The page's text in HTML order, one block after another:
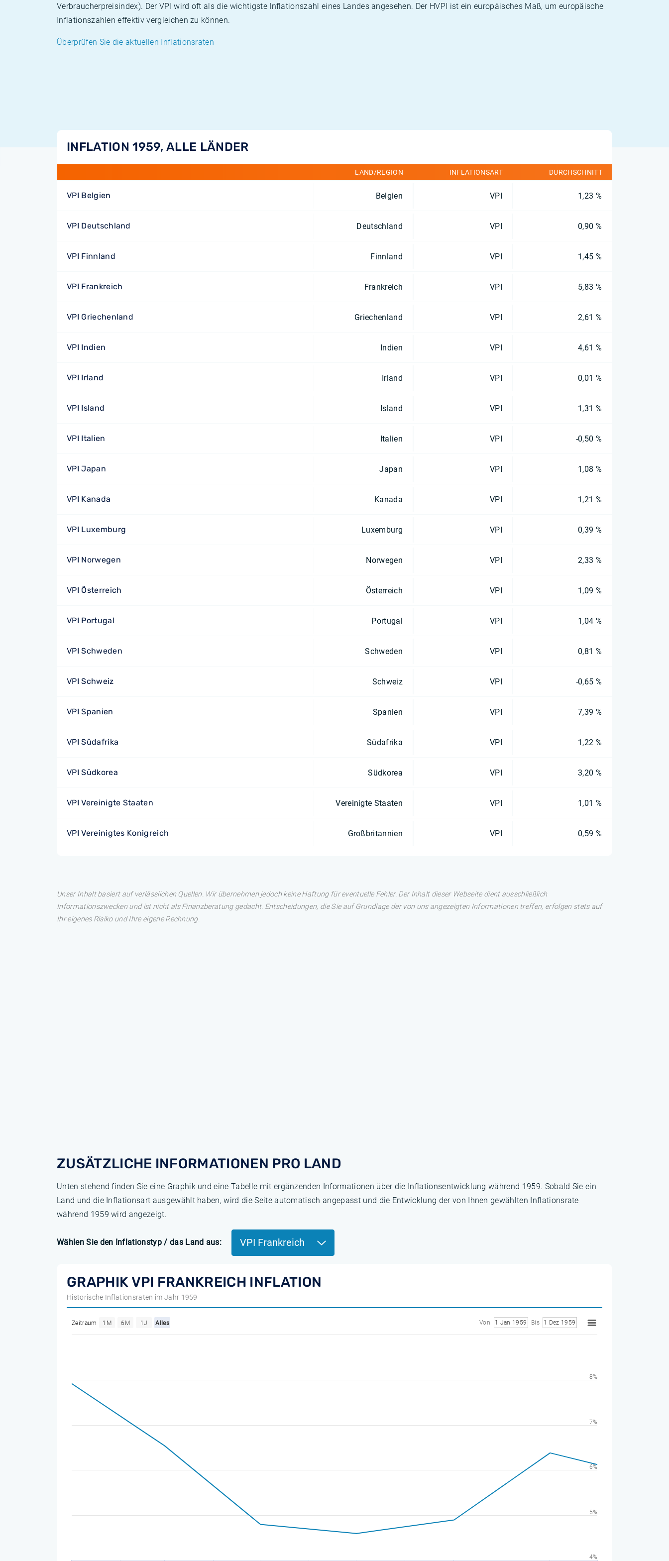
Verbraucherpreisindex). Der VPI wird oft als die wichtigste Inflationszahl eines Landes angesehen. Der HVPI ist ein europäisches Maß, um europäische
Inflationszahlen effektiv vergleichen zu können.
Überprüfen Sie die aktuellen Inflationsraten
INFLATION 1959, ALLE LÄNDER
LAND/REGION INFLATIONSART DURCHSCHNITT
VPI Belgien Belgien VPI 1,23 %
VPI Deutschland Deutschland VPI 0,90 %
VPI Finnland Finnland VPI 1,45 %
VPI Frankreich Frankreich VPI 5,83 %
VPI Griechenland Griechenland VPI 2,61 %
VPI Indien Indien VPI 4,61 %
VPI Irland Irland VPI 0,01 %
VPI Island Island VPI 1,31 %
VPI Italien Italien VPI -0,50 %
VPI Japan Japan VPI 1,08 %
VPI Kanada Kanada VPI 1,21 %
VPI Luxemburg Luxemburg VPI 0,39 %
VPI Norwegen Norwegen VPI 2,33 %
VPI Österreich Österreich VPI 1,09 %
VPI Portugal Portugal VPI 1,04 %
VPI Schweden Schweden VPI 0,81 %
VPI Schweiz Schweiz VPI -0,65 %
VPI Spanien Spanien VPI 7,39 %
VPI Südafrika Südafrika VPI 1,22 %
VPI Südkorea Südkorea VPI 3,20 %
VPI Vereinigte Staaten Vereinigte Staaten VPI 1,01 %
VPI Vereinigtes Konigreich Großbritannien VPI 0,59 %
Unser Inhalt basiert auf verlässlichen Quellen. Wir übernehmen jedoch keine Haftung für eventuelle Fehler. Der Inhalt dieser Webseite dient ausschließlich
Informationszwecken und ist nicht als Finanzberatung gedacht. Entscheidungen, die Sie auf Grundlage der von uns angezeigten Informationen treffen, erfolgen stets auf
Ihr eigenes Risiko und Ihre eigene Rechnung.
ZUSÄTZLICHE INFORMATIONEN PRO LAND
Unten stehend finden Sie eine Graphik und eine Tabelle mit ergänzenden Informationen über die Inflationsentwicklung während 1959. Sobald Sie ein
Land und die Inflationsart ausgewählt haben, wird die Seite automatisch angepasst und die Entwicklung der von Ihnen gewählten Inflationsrate
während 1959 wird angezeigt.
Wählen Sie den Inflationstyp / das Land aus: VPI Frankreich
GRAPHIK VPI FRANKREICH INFLATION
Historische Inflationsraten im Jahr 1959
Zeitraum 1M 6M 1J Alles Von 1 Jan 1959 Bis 1 Dez 1959
4%
5%
6%
7%
8%